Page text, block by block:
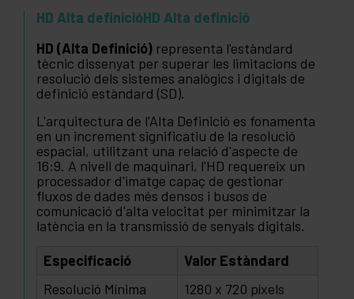
HD Alta definicióHD Alta definició
HD (Alta Definició) representa l'estàndard
tècnic dissenyat per superar les limitacions de
resolució dels sistemes analògics i digitals de
definició estàndard (SD).
L'arquitectura de l'Alta Definició es fonamenta
en un increment significatiu de la resolució
espacial, utilitzant una relació d'aspecte de
16:9. A nivell de maquinari, l'HD requereix un
processador d'imatge capaç de gestionar
fluxos de dades més densos i busos de
comunicació d'alta velocitat per minimitzar la
latència en la transmissió de senyals digitals.
Especificació
Valor Estàndard
Resolució Mínima
1280 x 720 píxels